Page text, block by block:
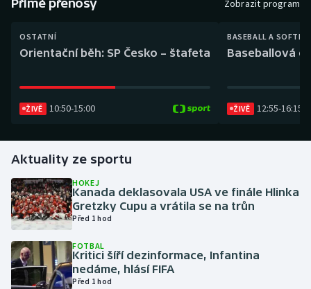
Dostihy
Futsal
Gymnastika
Házená
Jezdectví
Judo
Přímé přenosy Zobrazit program
OSTATNÍ
Orientační běh: SP Česko – štafeta
ŽIVĚ 10:50-15:00
BASEBALL A
Baseballová
ŽIVĚ 12:55-16:15
Aktuality ze sportu
HOKEJ
Kanada deklasovala USA ve finále Hlinka
Gretzky Cupu a vrátila se na trůn
Před 1 hod
FOTBAL
Kritici šíří dezinformace, Infantina
nedáme, hlásí FIFA
Před 1 hod